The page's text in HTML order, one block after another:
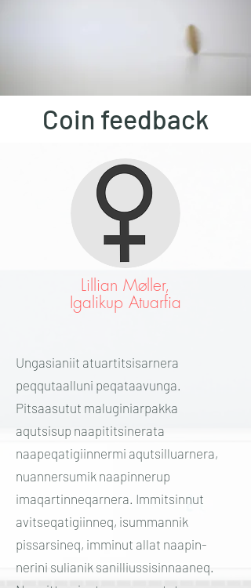
Coin feedback
Lillian Møller,
Igalikup Atuarfia
Ungasianiit atuartitsisarnera
peqqutaalluni peqataavunga.
Pitsaasutut maluginiarpakka
aqutsisup naapititsinerata
naapeqatigiinnermi aqutsilluarnera,
nuannersumik naapinnerup
imaqartinneqarnera. Immitsinnut
avitseqatigiinneq, isummannik
pissarsineq, imminut allat naapin-
nerini sulianik sanilliussisinnaaneq.